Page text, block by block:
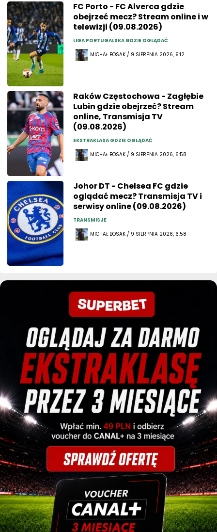
FC Porto - FC Alverca gdzie
obejrzeć mecz? Stream online i w
telewizji (09.08.2026)
LIGA PORTUGALSKA GDZIE OGLĄDAĆ
MICHAŁ BOSAK / 9 SIERPNIA 2026, 9:12
Raków Częstochowa - Zagłębie
Lubin gdzie obejrzeć? Stream
online, Transmisja TV
(09.08.2026)
EKSTRAKLASA GDZIE OGLĄDAĆ
MICHAŁ BOSAK / 9 SIERPNIA 2026, 6:58
Johor DT - Chelsea FC gdzie
oglądać mecz? Transmisja TV i
serwisy online (09.08.2026)
TRANSMISJE
MICHAŁ BOSAK / 9 SIERPNIA 2026, 6:58